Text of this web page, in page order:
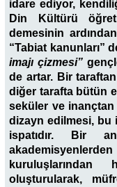
idare ediyor,
Din Kültürü
demesinin
“Tabiat kanunları”
imajı çizmesi”
de artar. Bir
diğer tarafta bütün
seküler ve inançtan
dizayn edilmesi, bu
ispatıdır. Bir
oluşturularak,